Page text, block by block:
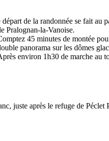
départ de la randonnée se fait au
Pralognan-la-Vanoise.
45 minutes de montée
panorama sur les dômes
environ 1h30 de marche au
juste après le refuge de Péclet